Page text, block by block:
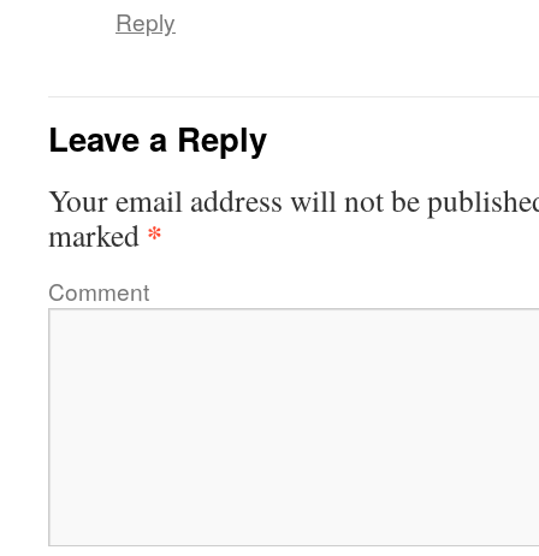
Reply
Leave a Reply
Your email address will not be
marked *
Comment